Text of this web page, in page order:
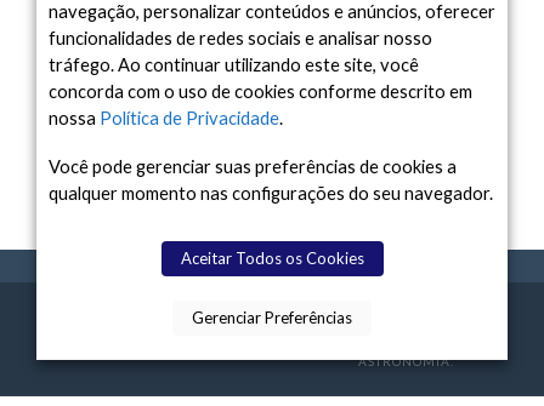
Arquivo
Arquivo
TERMOS CONTATO SPACE TODAY
ASTRONOMIA.
navegação, personalizar conteúdos e anúncios, oferecer
funcionalidades de redes sociais e analisar nosso
tráfego. Ao continuar utilizando este site, você
concorda com o uso de cookies conforme descrito em
nossa Política de Privacidade.
Você pode gerenciar suas preferências de cookies a
qualquer momento nas configurações do seu navegador.
Aceitar Todos os Cookies
Gerenciar Preferências